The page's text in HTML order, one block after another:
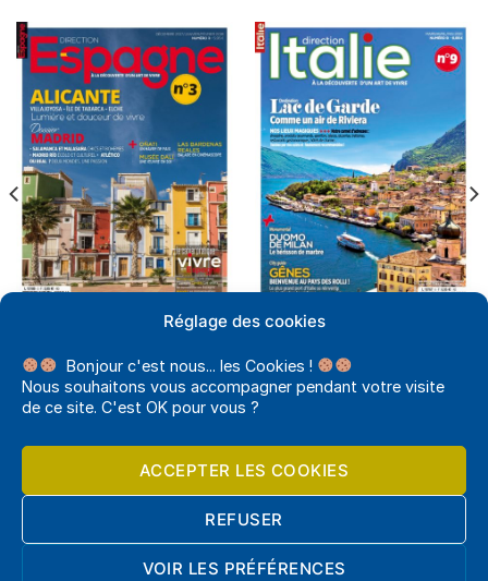
Réglage des cookies
Bonjour c'est nous... les Cookies !
Nous souhaitons vous accompagner pendant votre visite
de ce site. C'est OK pour vous ?
ACCEPTER LES COOKIES
REFUSER
VOIR LES PRÉFÉRENCES
DIRECTION ESPAGNE PAPIER
7,95€
AJOUTER AU PANIER
DIRECTION ITALIE PAPIER
7,95€
AJOUTER AU PANIER
Copyright 2026 ©Vasco Editions - Tous droits réservés